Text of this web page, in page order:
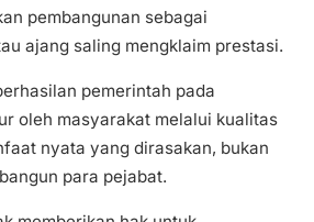
pembangunan sebagai
ajang saling mengklaim prestasi.
pemerintah pada
oleh masyarakat melalui kualitas
nyata yang dirasakan, bukan
para pejabat.